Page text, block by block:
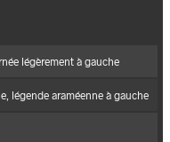
légèrement à gauche
légende araméenne à gauche